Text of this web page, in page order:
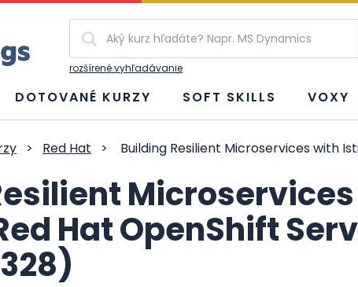
rozšírené vyhľadávanie
DOTOVANÉ KURZY SOFT SKILLS VOXY
> Red Hat > Building Resilient Microservices with
Hat OpenShift